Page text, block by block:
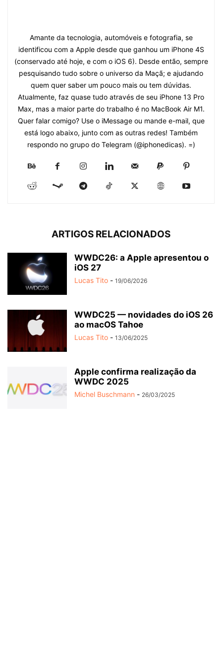
Amante da tecnologia, automóveis e fotografia, se
identificou com a Apple desde que ganhou um iPhone 4S
(conservado até hoje, e com o iOS 6). Desde então, sempre
pesquisando tudo sobre o universo da Maçã; e ajudando
quem quer saber um pouco mais ou tem dúvidas.
Atualmente, faz quase tudo através de seu iPhone 13 Pro
Max, mas a maior parte do trabalho é no MacBook Air M1.
Quer falar comigo? Use o iMessage ou mande e-mail, que
está logo abaixo, junto com as outras redes! Também
respondo no grupo do Telegram (@iphonedicas). =)
ARTIGOS RELACIONADOS
WWDC26: a Apple apresentou o
iOS 27
Lucas Tito - 19/06/2026
WWDC25 — novidades do iOS 26
ao macOS Tahoe
Lucas Tito - 13/06/2025
Apple confirma realização da
WWDC 2025
Michel Buschmann - 26/03/2025